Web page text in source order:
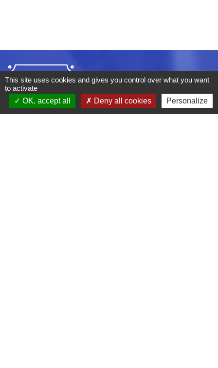
This site uses cookies and gives you control over what you want
to activate
OK, accept all
Deny all cookies Personalize